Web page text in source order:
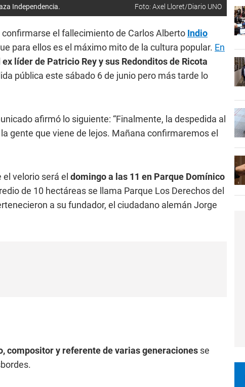
Independencia. Foto: Axel Lloret/Diario UNO
el fallecimiento de Carlos Alberto Indio
para ellos es el máximo mito de la cultura popular. En
ex líder de Patricio Rey y sus Redonditos de Ricota
pública este sábado 6 de junio pero más tarde lo
afirmó lo siguiente: “Finalmente, la despedida al
gente que viene de lejos. Mañana confirmaremos el
velorio será el domingo a las 11 en Parque Domínico
de 10 hectáreas se llama Parque Los Derechos del
a su fundador, el ciudadano alemán Jorge
compositor y referente de varias generaciones se